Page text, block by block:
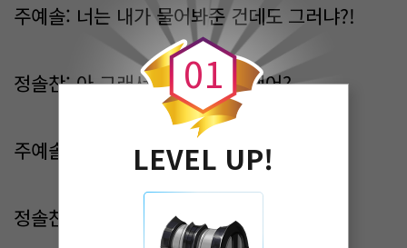
주예솔: 너는 내가 물어봐준 건데도 그러냐?!
정솔찬: 아 그래서 뭐라고 대답했어?
주예솔: 사귀면 바뀔 거라고 했는데?
정솔찬: 아..근데 내가 그렇게 철 없어?
0
0
1
LEVEL UP!